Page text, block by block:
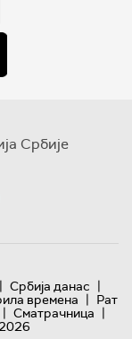
Србије
| Србија данас |
времена | Рат
| Сматрачница |